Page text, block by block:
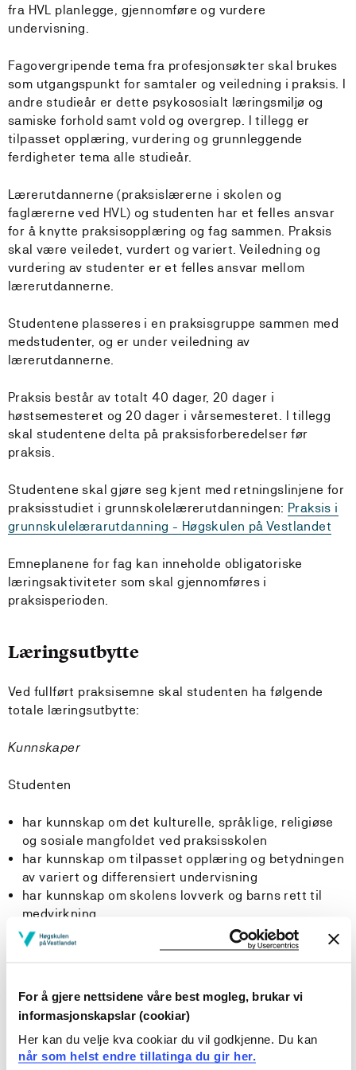
For å gjere nettsidene våre best mogleg, brukar vi
informasjonskapslar (cookiar)
Her kan du velje kva cookiar du vil godkjenne. Du kan
når som helst endre tillatinga du gir her.
fra HVL planlegge, gjennomføre og vurdere
undervisning.
Fagovergripende tema fra profesjonsøkter skal brukes
som utgangspunkt for samtaler og veiledning i praksis. I
andre studieår er dette psykososialt læringsmiljø og
samiske forhold samt vold og overgrep. I tillegg er
tilpasset opplæring, vurdering og grunnleggende
ferdigheter tema alle studieår.
Lærerutdannerne (praksislærerne i skolen og
faglærerne ved HVL) og studenten har et felles ansvar
for å knytte praksisopplæring og fag sammen. Praksis
skal være veiledet, vurdert og variert. Veiledning og
vurdering av studenter er et felles ansvar mellom
lærerutdannerne.
Studentene plasseres i en praksisgruppe sammen med
medstudenter, og er under veiledning av
lærerutdannerne.
Praksis består av totalt 40 dager, 20 dager i
høstsemesteret og 20 dager i vårsemesteret. I tillegg
skal studentene delta på praksisforberedelser før
praksis.
Studentene skal gjøre seg kjent med retningslinjene for
praksisstudiet i grunnskolelærerutdanningen: Praksis i
grunnskulelærarutdanning - Høgskulen på Vestlandet
Emneplanene for fag kan inneholde obligatoriske
læringsaktiviteter som skal gjennomføres i
praksisperioden.
Læringsutbytte
Ved fullført praksisemne skal studenten ha følgende
totale læringsutbytte:
Kunnskaper
Studenten
har kunnskap om det kulturelle, språklige, religiøse
og sosiale mangfoldet ved praksisskolen
har kunnskap om tilpasset opplæring og betydningen
av variert og differensiert undervisning
har kunnskap om skolens lovverk og barns rett til
medvirkning
Ferdigheter
Studenten
kan alene og sammen med andre planlegge,
gjennomføre og vurdere undervisning med
utgangspunkt i lokale og nasjonale planer